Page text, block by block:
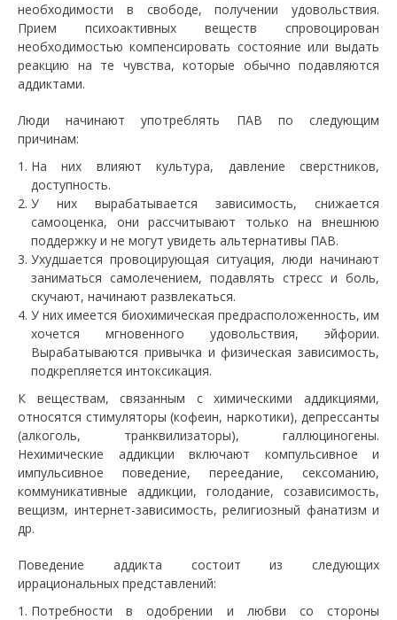
необходимости в свободе, получении удовольствия.
Прием психоактивных веществ спровоцирован
необходимостью компенсировать состояние или выдать
реакцию на те чувства, которые обычно подавляются
аддиктами.
Люди начинают употреблять ПАВ по следующим
причинам:
На них влияют культура, давление сверстников,
доступность.
У них вырабатывается зависимость, снижается
самооценка, они рассчитывают только на внешнюю
поддержку и не могут увидеть альтернативы ПАВ.
Ухудшается провоцирующая ситуация, люди начинают
заниматься самолечением, подавлять стресс и боль,
скучают, начинают развлекаться.
У них имеется биохимическая предрасположенность, им
хочется мгновенного удовольствия, эйфории.
Вырабатываются привычка и физическая зависимость,
подкрепляется интоксикация.
К веществам, связанным с химическими аддикциями,
относятся стимуляторы (кофеин, наркотики), депрессанты
(алкоголь, транквилизаторы), галлюциногены.
Нехимические аддикции включают компульсивное и
импульсивное поведение, переедание, сексоманию,
коммуникативные аддикции, голодание, созависимость,
вещизм, интернет-зависимость, религиозный фанатизм и
др.
Поведение аддикта состоит из следующих
иррациональных представлений:
Потребности в одобрении и любви со стороны